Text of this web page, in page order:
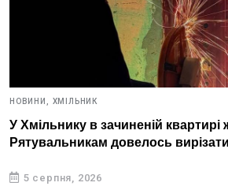
НОВИНИ, ХМІЛЬНИК
У Хмільнику в зачиненій квартирі
Рятувальникам довелось
5 серпня, 2026